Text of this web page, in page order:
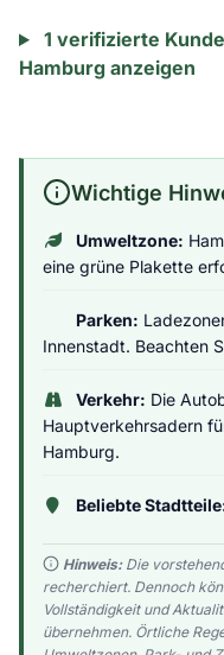
1 verifizierte
Hamburg anzeigen
Wichtige
Umweltzone:
eine grüne Plakette
Parken:
Innenstadt. Beachten
Verkehr: Die
Hauptverkehrsadern
Hamburg.
Beliebte
Hinweis:Die
recherchiert. Dennoch
Vollständigkeit und
übernehmen. Örtliche